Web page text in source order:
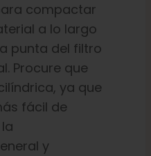
compactar
a lo largo
punta del filtro
Procure que
ya que
fácil de
y